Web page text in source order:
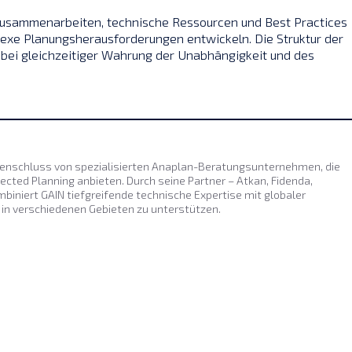
technische Ressourcen und Best Practices
Planungsherausforderungen entwickeln. Die Struktur der
gleichzeitiger Wahrung der Unabhängigkeit und des
von spezialisierten Anaplan-Beratungsunternehmen, die
Planning anbieten. Durch seine Partner – Atkan, Fidenda,
GAIN tiefgreifende technische Expertise mit globaler
verschiedenen Gebieten zu unterstützen.